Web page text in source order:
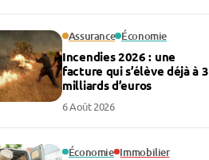
Assurance Économie
Incendies 2026 : une
facture qui s’élève déjà à 3
milliards d’euros
6 Août 2026
Économie Immobilier